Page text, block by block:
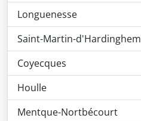
Longuenesse
Saint-Martin-d'Hardinghem
Coyecques
Houlle
Mentque-Nortbécourt